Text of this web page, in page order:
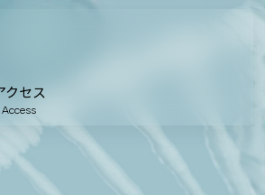
クセス
Access